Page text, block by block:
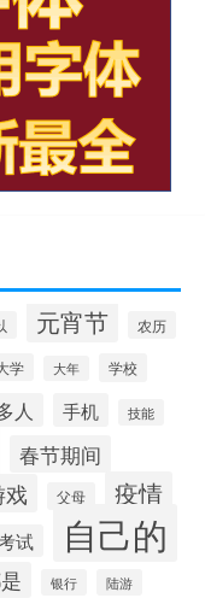
元宵节 农历
学 大年 学校
人 手机 技能
春节期间
父母 疫情
试 自己的
银行 陆游